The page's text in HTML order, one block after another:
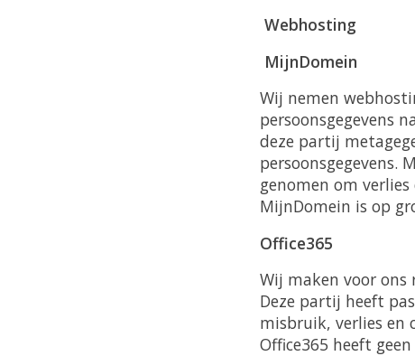
Webhosting
MijnDomein
Wij nemen
persoonsgegevens
deze partij
persoonsgegevens.
genomen om
MijnDomein is op
Office365
Wij maken voor ons
Deze partij heeft
misbruik, verlies en
Office365 heeft